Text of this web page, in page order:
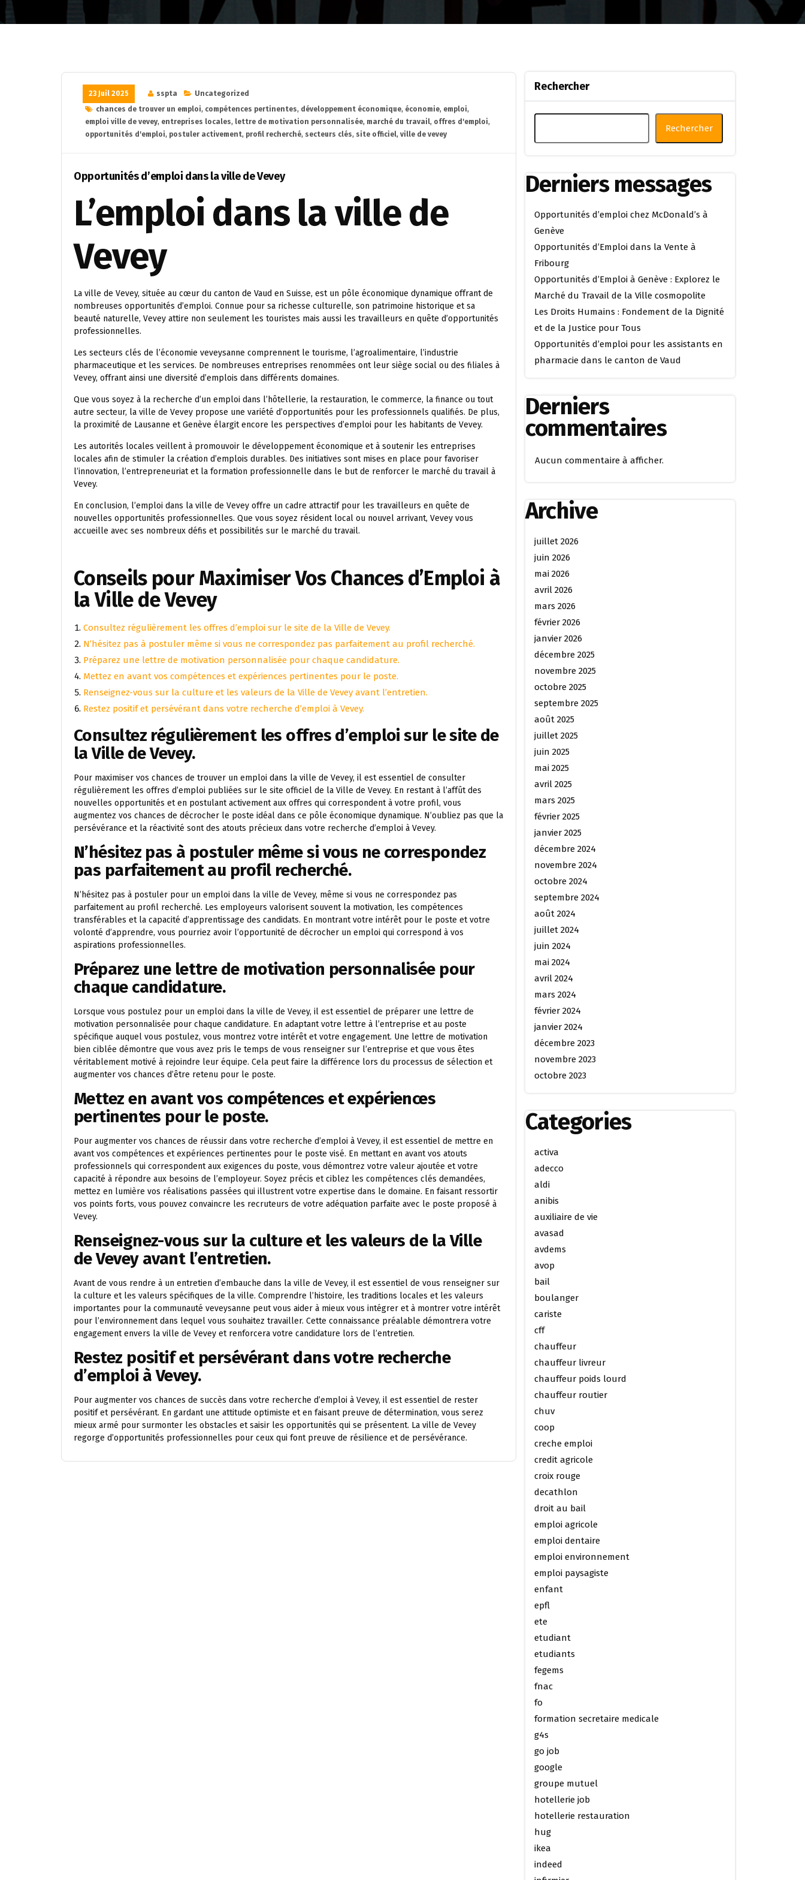
23 Juil 2025 sspta
Uncategorized
chances de trouver un emploi, compétences pertinentes, développement économique, économie, emploi,
emploi ville de vevey, entreprises locales, lettre de motivation personnalisée, marché du travail, offres d'emploi,
opportunités d'emploi, postuler activement, profil recherché, secteurs clés, site officiel, ville de vevey
Opportunités d’emploi dans la ville de Vevey
L’emploi dans la ville de
Vevey
La ville de Vevey, située au cœur du canton de Vaud en Suisse, est un pôle économique dynamique offrant de
nombreuses opportunités d’emploi. Connue pour sa richesse culturelle, son patrimoine historique et sa
beauté naturelle, Vevey attire non seulement les touristes mais aussi les travailleurs en quête d’opportunités
professionnelles.
Les secteurs clés de l’économie veveysanne comprennent le tourisme, l’agroalimentaire, l’industrie
pharmaceutique et les services. De nombreuses entreprises renommées ont leur siège social ou des filiales à
Vevey, offrant ainsi une diversité d’emplois dans différents domaines.
Que vous soyez à la recherche d’un emploi dans l’hôtellerie, la restauration, le commerce, la finance ou tout
autre secteur, la ville de Vevey propose une variété d’opportunités pour les professionnels qualifiés. De plus,
la proximité de Lausanne et Genève élargit encore les perspectives d’emploi pour les habitants de Vevey.
Les autorités locales veillent à promouvoir le développement économique et à soutenir les entreprises
locales afin de stimuler la création d’emplois durables. Des initiatives sont mises en place pour favoriser
l’innovation, l’entrepreneuriat et la formation professionnelle dans le but de renforcer le marché du travail à
Vevey.
En conclusion, l’emploi dans la ville de Vevey offre un cadre attractif pour les travailleurs en quête de
nouvelles opportunités professionnelles. Que vous soyez résident local ou nouvel arrivant, Vevey vous
accueille avec ses nombreux défis et possibilités sur le marché du travail.
Conseils pour Maximiser Vos Chances d’Emploi à
la Ville de Vevey
Consultez régulièrement les offres d’emploi sur le site de la Ville de Vevey.
N’hésitez pas à postuler même si vous ne correspondez pas parfaitement au profil recherché.
Préparez une lettre de motivation personnalisée pour chaque candidature.
Mettez en avant vos compétences et expériences pertinentes pour le poste.
Renseignez-vous sur la culture et les valeurs de la Ville de Vevey avant l’entretien.
Restez positif et persévérant dans votre recherche d’emploi à Vevey.
Consultez régulièrement les offres d’emploi sur le site de
la Ville de Vevey.
Pour maximiser vos chances de trouver un emploi dans la ville de Vevey, il est essentiel de consulter
régulièrement les offres d’emploi publiées sur le site officiel de la Ville de Vevey. En restant à l’affût des
nouvelles opportunités et en postulant activement aux offres qui correspondent à votre profil, vous
augmentez vos chances de décrocher le poste idéal dans ce pôle économique dynamique. N’oubliez pas que la
persévérance et la réactivité sont des atouts précieux dans votre recherche d’emploi à Vevey.
N’hésitez pas à postuler même si vous ne correspondez
pas parfaitement au profil recherché.
N’hésitez pas à postuler pour un emploi dans la ville de Vevey, même si vous ne correspondez pas
parfaitement au profil recherché. Les employeurs valorisent souvent la motivation, les compétences
transférables et la capacité d’apprentissage des candidats. En montrant votre intérêt pour le poste et votre
volonté d’apprendre, vous pourriez avoir l’opportunité de décrocher un emploi qui correspond à vos
aspirations professionnelles.
Préparez une lettre de motivation personnalisée pour
chaque candidature.
Lorsque vous postulez pour un emploi dans la ville de Vevey, il est essentiel de préparer une lettre de
motivation personnalisée pour chaque candidature. En adaptant votre lettre à l’entreprise et au poste
spécifique auquel vous postulez, vous montrez votre intérêt et votre engagement. Une lettre de motivation
bien ciblée démontre que vous avez pris le temps de vous renseigner sur l’entreprise et que vous êtes
véritablement motivé à rejoindre leur équipe. Cela peut faire la différence lors du processus de sélection et
augmenter vos chances d’être retenu pour le poste.
Mettez en avant vos compétences et expériences
pertinentes pour le poste.
Pour augmenter vos chances de réussir dans votre recherche d’emploi à Vevey, il est essentiel de mettre en
avant vos compétences et expériences pertinentes pour le poste visé. En mettant en avant vos atouts
professionnels qui correspondent aux exigences du poste, vous démontrez votre valeur ajoutée et votre
capacité à répondre aux besoins de l’employeur. Soyez précis et ciblez les compétences clés demandées,
mettez en lumière vos réalisations passées qui illustrent votre expertise dans le domaine. En faisant ressortir
vos points forts, vous pouvez convaincre les recruteurs de votre adéquation parfaite avec le poste proposé à
Vevey.
Renseignez-vous sur la culture et les valeurs de la Ville
de Vevey avant l’entretien.
Avant de vous rendre à un entretien d’embauche dans la ville de Vevey, il est essentiel de vous renseigner sur
la culture et les valeurs spécifiques de la ville. Comprendre l’histoire, les traditions locales et les valeurs
importantes pour la communauté veveysanne peut vous aider à mieux vous intégrer et à montrer votre intérêt
pour l’environnement dans lequel vous souhaitez travailler. Cette connaissance préalable démontrera votre
engagement envers la ville de Vevey et renforcera votre candidature lors de l’entretien.
Restez positif et persévérant dans votre recherche
d’emploi à Vevey.
Pour augmenter vos chances de succès dans votre recherche d’emploi à Vevey, il est essentiel de rester
positif et persévérant. En gardant une attitude optimiste et en faisant preuve de détermination, vous serez
mieux armé pour surmonter les obstacles et saisir les opportunités qui se présentent. La ville de Vevey
regorge d’opportunités professionnelles pour ceux qui font preuve de résilience et de persévérance.
Rechercher
Rechercher
Derniers messages
Opportunités d’emploi chez McDonald’s à
Genève
Opportunités d’Emploi dans la Vente à
Fribourg
Opportunités d’Emploi à Genève : Explorez le
Marché du Travail de la Ville cosmopolite
Les Droits Humains : Fondement de la Dignité
et de la Justice pour Tous
Opportunités d’emploi pour les assistants en
pharmacie dans le canton de Vaud
Derniers
commentaires
Aucun commentaire à afficher.
Archive
juillet 2026
juin 2026
mai 2026
avril 2026
mars 2026
février 2026
janvier 2026
décembre 2025
novembre 2025
octobre 2025
septembre 2025
août 2025
juillet 2025
juin 2025
mai 2025
avril 2025
mars 2025
février 2025
janvier 2025
décembre 2024
novembre 2024
octobre 2024
septembre 2024
août 2024
juillet 2024
juin 2024
mai 2024
avril 2024
mars 2024
février 2024
janvier 2024
décembre 2023
novembre 2023
octobre 2023
Categories
activa
adecco
aldi
anibis
auxiliaire de vie
avasad
avdems
avop
bail
boulanger
cariste
cff
chauffeur
chauffeur livreur
chauffeur poids lourd
chauffeur routier
chuv
coop
creche emploi
credit agricole
croix rouge
decathlon
droit au bail
emploi agricole
emploi dentaire
emploi environnement
emploi paysagiste
enfant
epfl
ete
etudiant
etudiants
fegems
fnac
fo
formation secretaire medicale
g4s
go job
google
groupe mutuel
hotellerie job
hotellerie restauration
hug
ikea
indeed